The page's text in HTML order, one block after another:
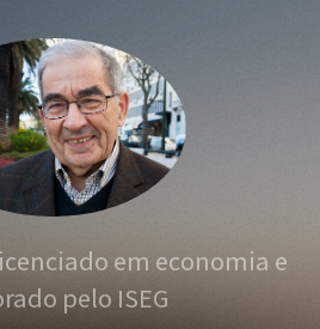
em economia e
pelo ISEG